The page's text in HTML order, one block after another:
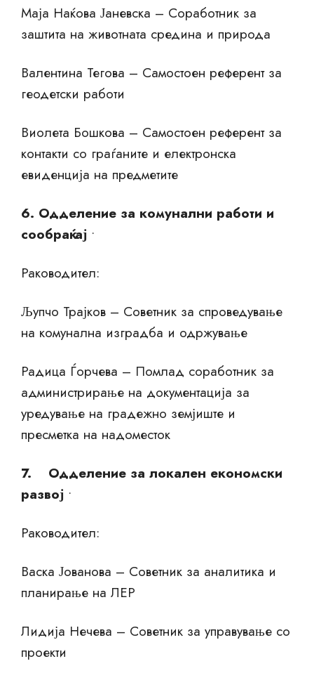
Маја Наќова Јаневска – Соработник за
заштита на животната средина и природа
Валентина Тегова – Самостоен референт за
геодетски работи
Виолета Бошкова – Самостоен референт за
контакти со граѓаните и електронска
евиденција на предметите
6. Одделение за комунални работи и
сообраќај •
Раководител:
Љупчо Трајков – Советник за спроведување
на комунална изградба и одржување
Радица Ѓорчева – Помлад соработник за
администрирање на документација за
уредување на градежно земјиште и
пресметка на надоместок
7. Одделение за локален економски
развој •
Раководител:
Васка Јованова – Советник за аналитика и
планирање на ЛЕР
Лидија Нечева – Советник за управување со
проекти